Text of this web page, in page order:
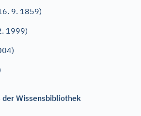
9. 1859)
1999)
Wissensbibliothek